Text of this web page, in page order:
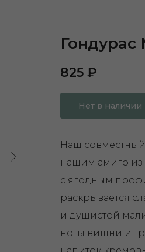
Гондурас
825 ₽
Нет в наличии
Наш
нашим амиго из
с ягодным
раскрывается
и душистой
ноты вишни и